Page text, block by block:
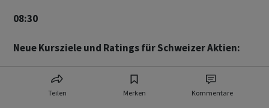
Teilen Merken Kommentare
08:30
Neue Kursziele und Ratings für Schweizer Aktien:
Straumann
: BMO Capital Markets startet mit
OUTPERFORM bis 121 Fr.